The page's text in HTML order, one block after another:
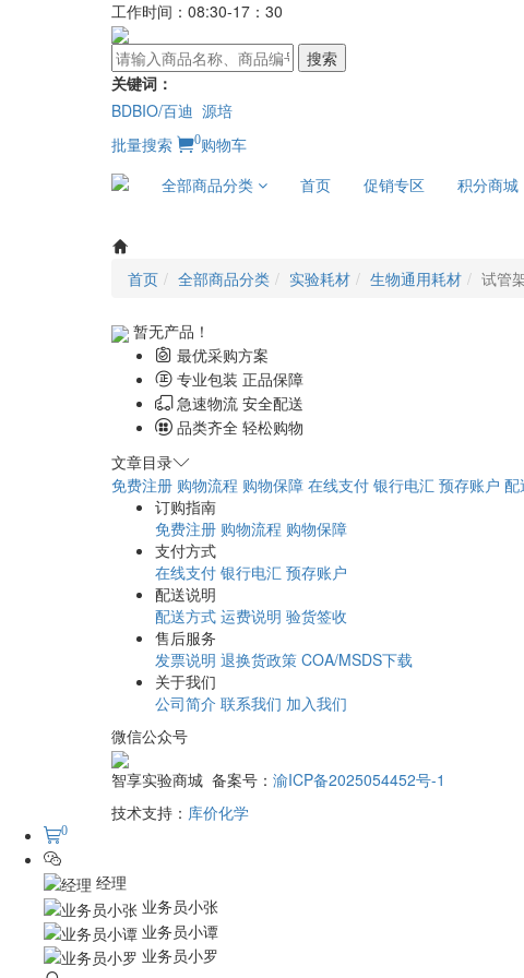
工作时间：08:30-17：30
搜索
关键词：
BDBIO/百迪 源培
批量搜索
0购物车
全部商品分类
首页 促销专区 积分商城
首页 全部商品分类 实验耗材 生物通用耗材 试管
暂无产品！
最优采购方案
专业包装 正品保障
急速物流 安全配送
品类齐全 轻松购物
文章目录
免费注册 购物流程 购物保障 在线支付 银行电汇 预存账户 配
订购指南
免费注册 购物流程 购物保障
支付方式
在线支付 银行电汇 预存账户
配送说明
配送方式 运费说明 验货签收
售后服务
发票说明 退换货政策 COA/MSDS下载
关于我们
公司简介 联系我们 加入我们
微信公众号
智享实验商城 备案号： 渝ICP备2025054452号-1
技术支持： 库价化学
0
经理
业务员小张
业务员小谭
业务员小罗